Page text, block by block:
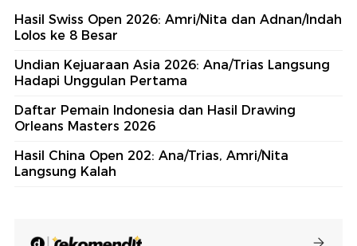
Hasil Swiss Open 2026: Amri/Nita dan Adnan/Indah
Lolos ke 8 Besar
Undian Kejuaraan Asia 2026: Ana/Trias Langsung
Hadapi Unggulan Pertama
Daftar Pemain Indonesia dan Hasil Drawing
Orleans Masters 2026
Hasil China Open 202: Ana/Trias, Amri/Nita
Langsung Kalah